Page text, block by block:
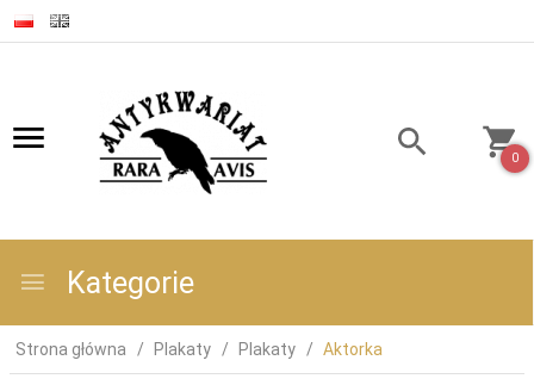
0
Kategorie
Strona główna Plakaty Plakaty Aktorka